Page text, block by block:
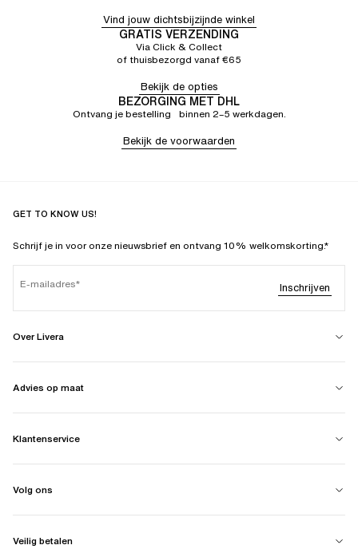
Vind jouw dichtsbijzijnde winkel
GRATIS VERZENDING
Via Click & Collect
of thuisbezorgd vanaf €65
Bekijk de opties
BEZORGING MET DHL
Ontvang je bestelling binnen 2–5 werkdagen.
Bekijk de voorwaarden
GET TO KNOW US!
Schrijf je in voor onze nieuwsbrief en ontvang 10% welkomskorting.*
E-mailadres Inschrijven
Over Livera
Advies op maat
Klantenservice
Volg ons
Veilig betalen